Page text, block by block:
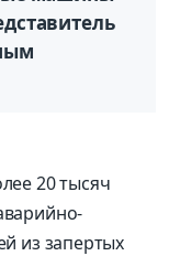
20 тысяч
из запертых